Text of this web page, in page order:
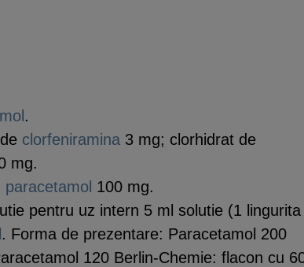
.
clorfeniramina 3 mg; clorhidrat de
mg.
paracetamol 100 mg.
pentru uz intern 5 ml solutie (1 lingurita
. Forma de prezentare: Paracetamol 200
120 Berlin-Chemie: flacon cu